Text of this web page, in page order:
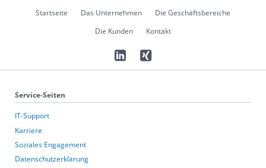
Navigation
Startseite Das Unternehmen
Die Geschäftsbereiche
Die Kunden
Kontakt
Service-Seiten
IT-Support
Karriere
Soziales Engagement
Datenschutzerklärung